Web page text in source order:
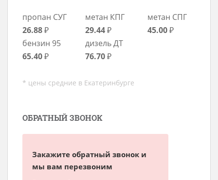
пропан СУГ
26.88₽
метан КПГ
29.44₽
метан СПГ
45.00₽
бензин 95
65.40₽
дизель ДТ
76.70₽
* цены средние в Екатеринбурге
ОБРАТНЫЙ ЗВОНОК
Закажите обратный звонок и
мы вам перезвоним